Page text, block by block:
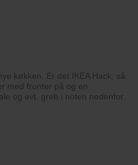
køkken. Er det IKEA Hack, så
med fronter på og en
og evt. greb i noten nedenfor.